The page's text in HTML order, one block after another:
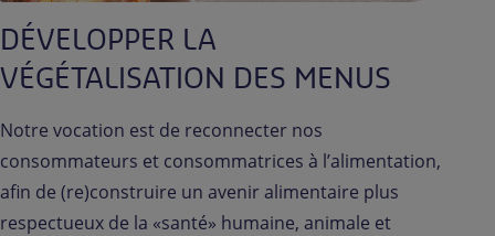
DÉVELOPPER LA
VÉGÉTALISATION DES MENUS
Notre vocation est de reconnecter nos
consommateurs et consommatrices à l’alimentation,
afin de (re)construire un avenir alimentaire plus
respectueux de la «santé» humaine, animale et